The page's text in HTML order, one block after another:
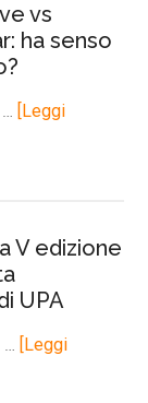
vs
ha senso
[Leggi
V edizione
UPA
…
[Leggi